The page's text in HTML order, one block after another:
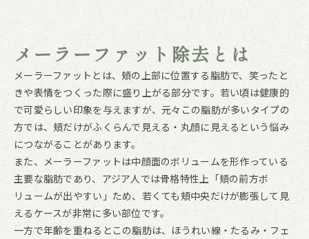
メーラーファット除去とは
メーラーファットとは、頬の上部に位置する脂肪で、笑ったと
きや表情をつくった際に盛り上がる部分です。若い頃は健康的
で可愛らしい印象を与えますが、元々この脂肪が多いタイプの
方では、頬だけがふくらんで見える・丸顔に見えるという悩み
につながることがあります。
また、メーラーファットは中顔面のボリュームを形作っている
主要な脂肪であり、アジア人では骨格特性上「頬の前方ボ
リュームが出やすい」ため、若くても頬中央だけが膨張して見
えるケースが非常に多い部位です。
一方で年齢を重ねるとこの脂肪は、ほうれい線・たるみ・フェ